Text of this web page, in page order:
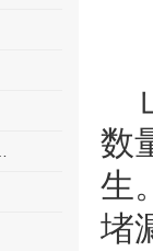
数
生
堵